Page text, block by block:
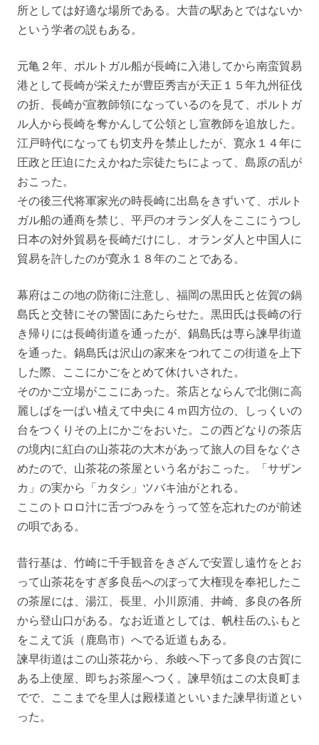
所としては好適な場所である。大昔の駅あとではないか
という学者の説もある。
元亀２年、ポルトガル船が長崎に入港してから南蛮貿易
港として長崎が栄えたが豊臣秀吉が天正１５年九州征伐
の折、長崎が宣教師領になっているのを見て、ポルトガ
ル人から長崎を奪かんして公領とし宣教師を追放した。
江戸時代になっても切支丹を禁止したが、寛永１４年に
圧政と圧迫にたえかねた宗徒たちによって、島原の乱が
おこった。
その後三代将軍家光の時長崎に出島をきずいて、ポルト
ガル船の通商を禁じ、平戸のオランダ人をここにうつし
日本の対外貿易を長崎だけにし、オランダ人と中国人に
貿易を許したのが寛永１８年のことである。
幕府はこの地の防衛に注意し、福岡の黒田氏と佐賀の鍋
島氏と交替にその警固にあたらせた。黒田氏は長崎の行
き帰りには長崎街道を通ったが、鍋島氏は専ら諫早街道
を通った。鍋島氏は沢山の家来をつれてこの街道を上下
した際、ここにかごをとめて休けいされた。
そのかご立場がここにあった。茶店とならんで北側に高
麗しばを一ぱい植えて中央に４ｍ四方位の、しっくいの
台をつくりその上にかごをおいた。この西どなりの茶店
の境内に紅白の山茶花の大木があって旅人の目をなぐさ
めたので、山茶花の茶屋という名がおこった。「サザン
カ」の実から「カタシ」ツバキ油がとれる。
ここのトロロ汁に舌づつみをうって笠を忘れたのが前述
の唄である。
昔行基は、竹崎に千手観音をきざんで安置し遠竹をとお
って山茶花をすぎ多良岳へのぼって大権現を奉祀したこ
の茶屋には、湯江、長里、小川原浦、井崎、多良の各所
から登山口がある。なお近道としては、帆柱岳のふもと
をこえて浜（鹿島市）へでる近道もある。
諫早街道はこの山茶花から、糸岐へ下って多良の古賀に
ある上使屋、即ちお茶屋へつく。諫早領はこの太良町ま
でで、ここまでを里人は殿様道といいまた諫早街道とい
った。